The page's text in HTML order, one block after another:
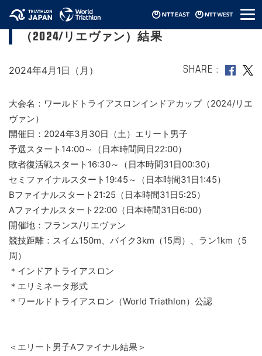
メ
ニ
ワールドトライアスロンインドアカップ
（2024/リエヴァン）結果
2024年4月1日（月） SHARE
大会名：ワールドトライアスロンインドアカップ（2024/リエ
ヴァン）
開催日：2024年3月30日（土）エリート男子
予選スタート14:00～（日本時間同日22:00）
敗者復活戦スタート16:30～（日本時間31日00:30）
セミファイナルスタート19:45～（日本時間31日1:45）
Bファイナルスタート21:25（日本時間31日5:25）
Aファイナルスタート22:00（日本時間31日6:00）
開催地：フランス/リエヴァン
競技距離：スイム150m、バイク3km（15周）、ラン1km（5
周）
＊インドアトライアスロン
＊エリミネータ形式
＊ワールドトライアスロン（World Triathlon）公認
＜エリート男子Aファイナル結果＞